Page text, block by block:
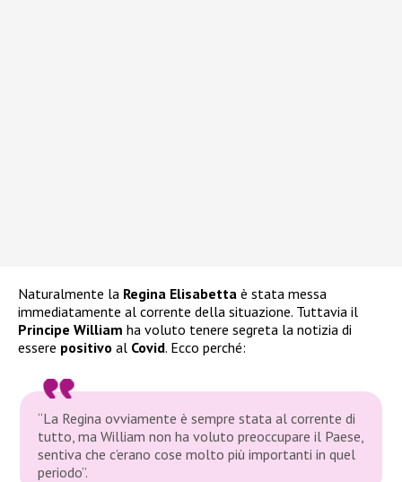
Naturalmente la Regina Elisabetta è stata messa
immediatamente al corrente della situazione. Tuttavia il
Principe William ha voluto tenere segreta la notizia di
essere positivo al Covid. Ecco perché:
“La Regina ovviamente è sempre stata al corrente di
tutto, ma William non ha voluto preoccupare il Paese,
sentiva che c’erano cose molto più importanti in quel
periodo”.